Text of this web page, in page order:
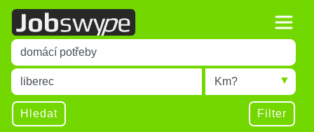
Title
Type 1 or more characters for results.
Místo
Type 1 or more characters for results.
Radius
Hledat Filter